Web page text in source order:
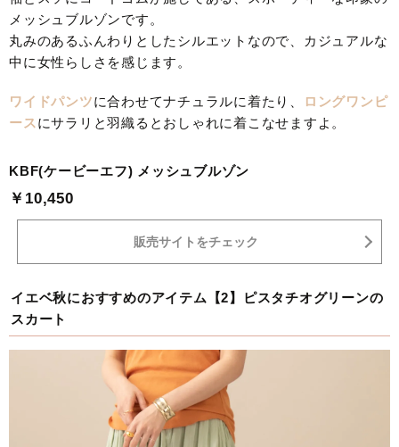
メッシュブルゾンです。
丸みのあるふんわりとしたシルエットなので、カジュアルな
中に女性らしさを感じます。
ワイドパンツに合わせてナチュラルに着たり、
ロングワンピ
ースにサラリと羽織るとおしゃれに着こなせますよ。
KBF(ケービーエフ) メッシュブルゾン
￥10,450
販売サイトをチェック
イエベ秋におすすめのアイテム【2】ピスタチオグリーンの
スカート